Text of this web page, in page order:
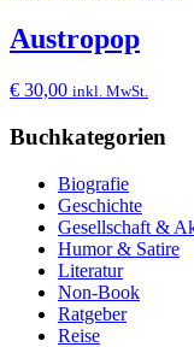
Austropop
€ 30,00 inkl. MwSt.
Buchkategorien
Biografie
Geschichte
Gesellschaft &
Humor & Satire
Literatur
Non-Book
Ratgeber
Reise